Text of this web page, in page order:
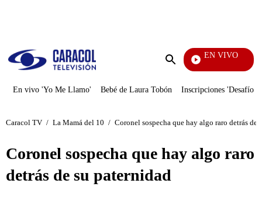
Enviar
EN VIVO
Vecinos
En vivo 'Yo Me Llamo' Bebé de Laura Tobón Inscripciones 'Desafío'
Caracol TV / La Mamá del 10 / Coronel sospecha que hay algo raro detrás de
Coronel sospecha que hay algo raro
detrás de su paternidad